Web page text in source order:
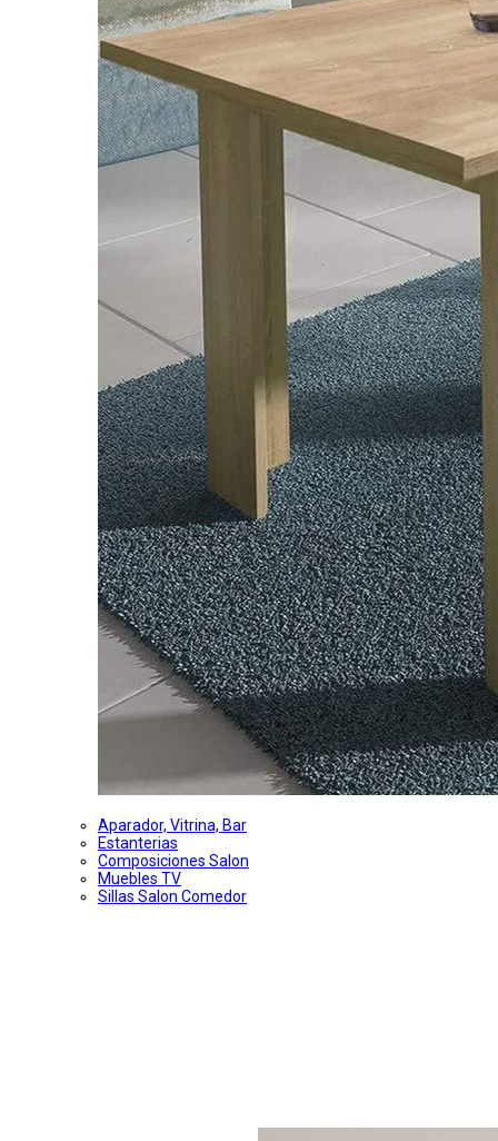
Aparador, Vitrina, Bar
Estanterias
Composiciones Salon
Muebles TV
Sillas Salon Comedor